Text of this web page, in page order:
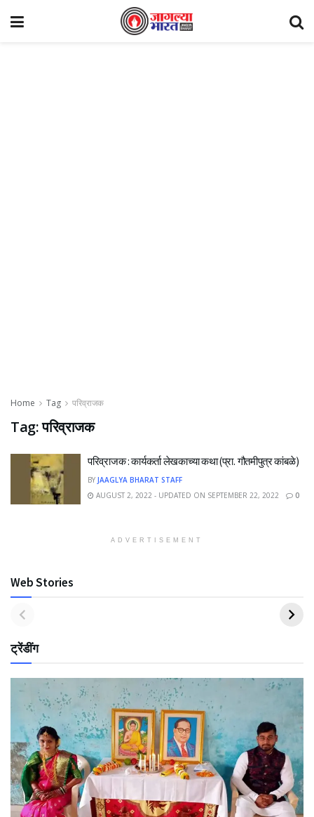
Home Tag परिव्राजक
Tag:परिव्राजक
परिव्राजक : कार्यकर्ता लेखकाच्या कथा (प्रा. गौतमीपुत्र कांबळे)
BY JAAGLYA BHARAT STAFF
AUGUST 2, 2022 - UPDATED ON SEPTEMBER 22, 2022
0
ADVERTISEMENT
Web Stories
ट्रेंडींग